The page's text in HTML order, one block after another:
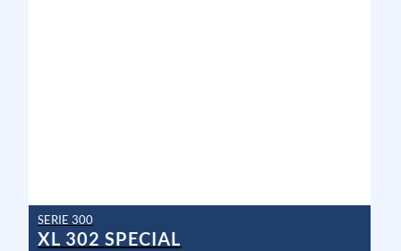
SERIE 300
XL 302 SPECIAL